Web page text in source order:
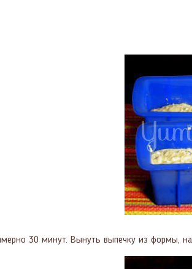
30 минут. Вынуть выпечку из формы,